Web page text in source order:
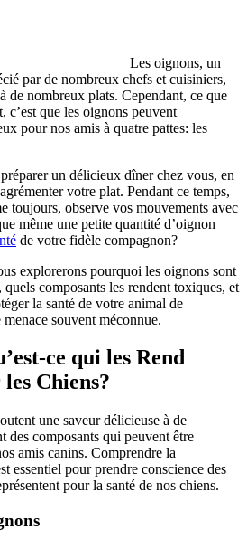
Les oignons, un
par de nombreux chefs et cuisiniers,
de nombreux plats. Cependant, ce que
c’est que les oignons peuvent
pour nos amis à quatre pattes: les
un délicieux dîner chez vous, en
votre plat. Pendant ce temps,
toujours, observe vos mouvements avec
même une petite quantité d’oignon
de votre fidèle compagnon?
explorerons pourquoi les oignons sont
composants les rendent toxiques, et
la santé de votre animal de
souvent méconnue.
ce qui les Rend
Chiens?
une saveur délicieuse à de
des composants qui peuvent être
amis canins. Comprendre la
essentiel pour prendre conscience des
pour la santé de nos chiens.